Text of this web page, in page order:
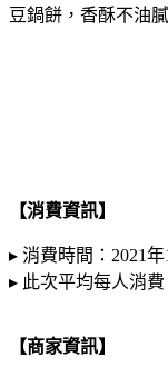
豆鍋餅，香酥不油
【消費資訊】
▸ 消費時間：2021年
▸ 此次平均每人消費
【商家資訊】